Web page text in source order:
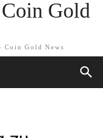
Gold
Coin Gold News